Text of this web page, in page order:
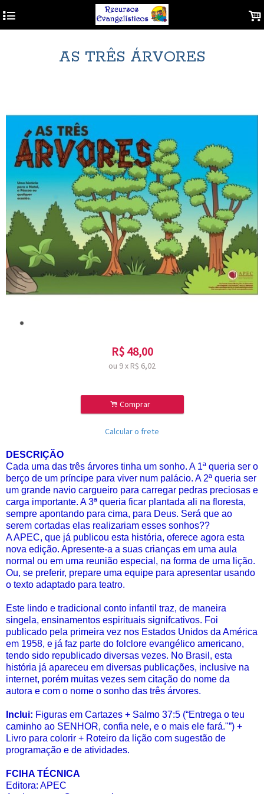
4 .
AS TRÊS ÁRVORES
R$ 48,00
ou 9x R$ 6,02
. Comprar
Calcular o frete
DESCRIÇÃO
Cada uma das três árvores tinha um sonho. A 1ª queria ser o
berço de um príncipe para viver num palácio. A 2ª queria ser
um grande navio cargueiro para carregar pedras preciosas e
carga importante. A 3ª queria ficar plantada ali na floresta,
sempre apontando para cima, para Deus. Será que ao
serem cortadas elas realizariam esses sonhos??
A APEC, que já publicou esta história, oferece agora esta
nova edição. Apresente-a a suas crianças em uma aula
normal ou em uma reunião especial, na forma de uma lição.
Ou, se preferir, prepare uma equipe para apresentar usando
o texto adaptado para teatro.
Este lindo e tradicional conto infantil traz, de maneira
singela, ensinamentos espirituais signifcativos. Foi
publicado pela primeira vez nos Estados Unidos da América
em 1958, e já faz parte do folclore evangélico americano,
tendo sido republicado diversas vezes. No Brasil, esta
história já apareceu em diversas publicações, inclusive na
internet, porém muitas vezes sem citação do nome da
autora e com o nome o sonho das três árvores.
Inclui: Figuras em Cartazes + Salmo 37:5 (“Entrega o teu
caminho ao SENHOR, confia nele, e o mais ele fará."”) +
Livro para colorir + Roteiro da lição com sugestão de
programação e de atividades.
FCIHA TÉCNICA
Editora: APEC